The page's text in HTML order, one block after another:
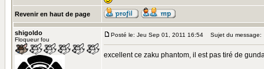
Revenir en haut de page
shigoldo
Floqueur fou
Posté le: Jeu Sep 01, 2011 16:54 Sujet du message:
excellent ce zaku phantom, il est pas tiré de